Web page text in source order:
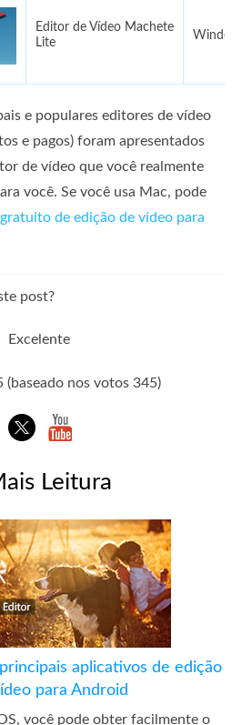
Editor de Vídeo Machete
Lite
Windows
e populares editores de vídeo
e pagos) foram apresentados
de vídeo que você realmente
você. Se você usa Mac, pode
de edição de vídeo para
post?
Excelente
(baseado nos votos 345)
Leitura
aplicativos de edição
para Android
você pode obter facilmente o